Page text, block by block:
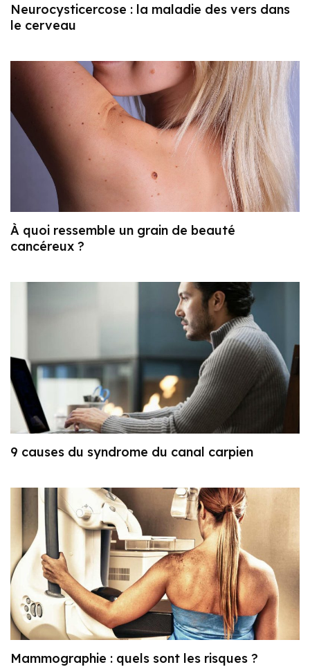
Neurocysticercose : la maladie des vers dans
le cerveau
À quoi ressemble un grain de beauté
cancéreux ?
9 causes du syndrome du canal carpien
Mammographie : quels sont les risques ?